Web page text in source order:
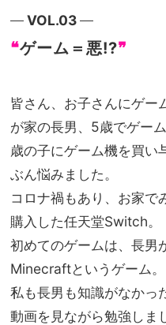
VOL.03
❝ゲーム＝悪!?❞
皆さん、お子さんにゲー
が家の長男、5歳でゲー
歳の子にゲーム機を買い
ぶん悩みました。
コロナ禍もあり、お家で
購入した任天堂Switch。
初めてのゲームは、長男
Minecraftというゲーム。
私も長男も知識がなかっ
動画を見ながら勉強しま